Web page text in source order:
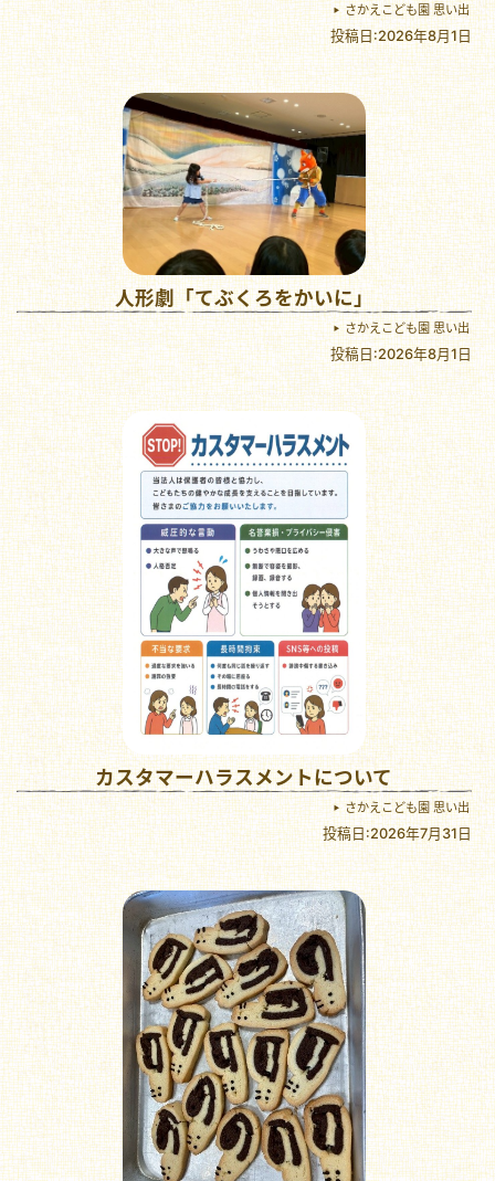
さかえこども園 思い出
投稿日:2026年8月1日
人形劇「てぶくろをかいに」
さかえこども園 思い出
投稿日:2026年8月1日
カスタマーハラスメントについて
さかえこども園 思い出
投稿日:2026年7月31日